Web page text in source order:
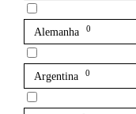
Alemanha 0
Argentina 0